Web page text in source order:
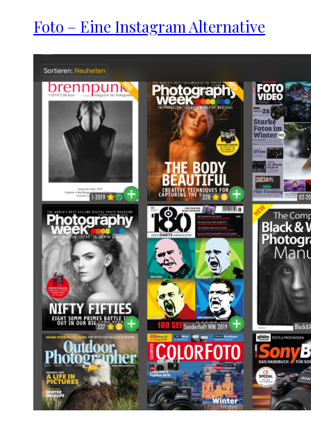
Foto – Eine Instagram Alternative